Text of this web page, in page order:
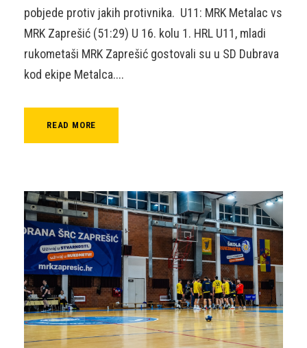
pobjede protiv jakih protivnika. U11: MRK Metalac vs
MRK Zaprešić (51:29) U 16. kolu 1. HRL U11, mladi
rukometaši MRK Zaprešić gostovali su u SD Dubrava
kod ekipe Metalca....
READ MORE